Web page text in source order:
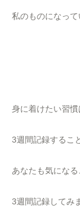
私のものになって
身に着けたい習慣
3週間記録するこ
あなたも気にな
3週間記録してみ